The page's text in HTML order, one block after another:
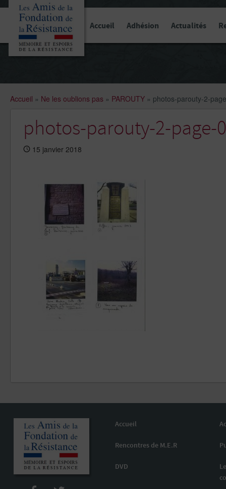
Accueil Adhésion Actualités
Accueil » Ne les oublions pas » PAROUTY » photos-parouty-2-
photos-parouty-2-page-
15 janvier 2018
Accueil
Rencontres de M.E.R
DVD
Panneau de gestion des cookies